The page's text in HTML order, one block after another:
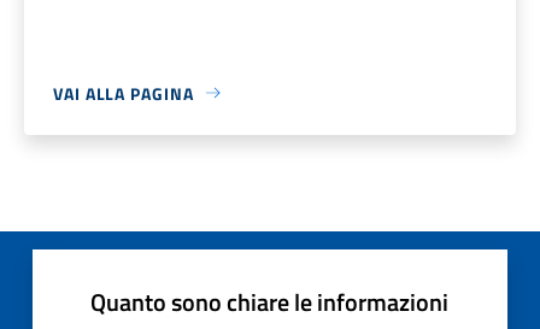
VAI ALLA PAGINA
Quanto sono chiare le informazioni